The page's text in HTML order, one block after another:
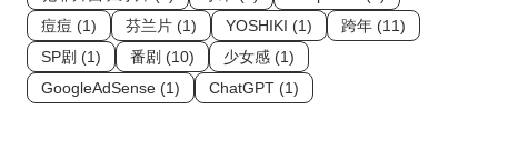
痘痘 (1)
芬兰片 (1) YOSHIKI (1)
跨年 (11)
SP剧 (1)
番剧 (10)
少女感 (1)
GoogleAdSense (1)
ChatGPT (1)